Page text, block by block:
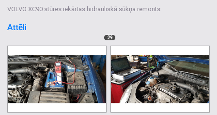
VOLVO XC90 stūres iekārtas hidrauliskā sūkņa remonts
Attēli
29